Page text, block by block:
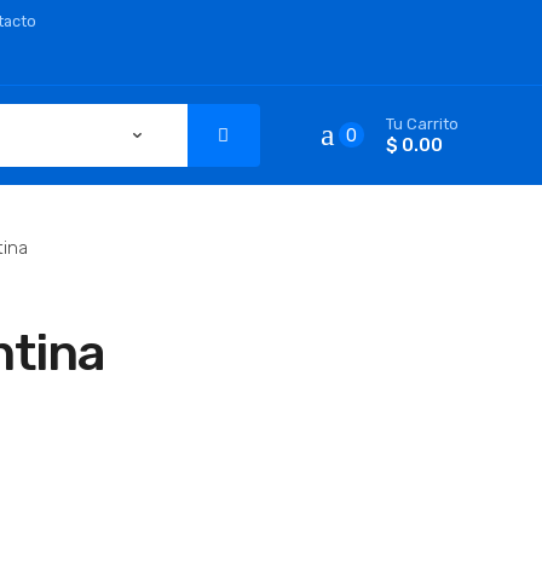
0
Tu Carrito
$ 0.00